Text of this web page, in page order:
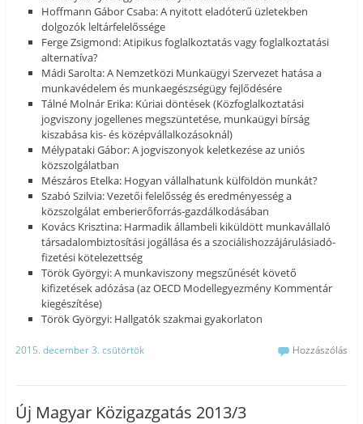
Hoffmann Gábor Csaba: A nyitott eladóterű üzletekben
dolgozók leltárfelelőssége
Ferge Zsigmond: Atipikus foglalkoztatás vagy foglalkoztatási
alternatíva?
Mádi Sarolta: A Nemzetközi Munkaügyi Szervezet hatása a
munkavédelem és munkaegészségügy fejlődésére
Tálné Molnár Erika: Kúriai döntések (Közfoglalkoztatási
jogviszony jogellenes megszüntetése, munkaügyi bírság
kiszabása kis- és középvállalkozásoknál)
Mélypataki Gábor: A jogviszonyok keletkezése az uniós
közszolgálatban
Mészáros Etelka: Hogyan vállalhatunk külföldön munkát?
Szabó Szilvia: Vezetői felelősség és eredményesség a
közszolgálat emberierőforrás-gazdálkodásában
Kovács Krisztina: Harmadik állambeli kiküldött munkavállaló
társadalombiztosítási jogállása és a szociálishozzájárulásiadó-
fizetési kötelezettség
Török Györgyi: A munkaviszony megszűnését követő
kifizetések adózása (az OECD Modellegyezmény Kommentár
kiegészítése)
Török Györgyi: Hallgatók szakmai gyakorlaton
2015. december 3. csütörtök Hozzászólás
Új Magyar Közigazgatás 2013/3